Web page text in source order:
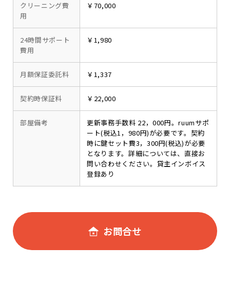
クリーニング費
用
￥70,000
24時間サポート
費用
￥1,980
月額保証委託料 ￥1,337
契約時保証料 ￥22,000
部屋備考
更新事務手数料 22，000円。ruumサポ
ート(税込1，980円)が必要です。契約
時に鍵セット費3，300円(税込)が必要
となります。詳細については、直接お
問い合わせください。貸主インボイス
登録あり
お問合せ